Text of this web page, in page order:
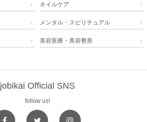
 ネイルケア 
 メンタル・スピリチュアル 
 美容医療・美容整形 
jobikai Official SNS
follow us!